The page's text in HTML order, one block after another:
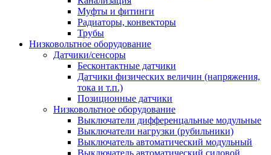
Муфты и фитинги
Радиаторы, конвекторы
Трубы
Низковольтное оборудование
Датчики/сенсоры
Бесконтактные датчики
Датчики физических величин (напряжения,
тока и т.п.)
Позиционные датчики
Низковольтное оборудование
Выключатели дифференцальные модульные
Выключатели нагрузки (рубильники)
Выключатель автоматический модульный
Выключатель автоматический силовой